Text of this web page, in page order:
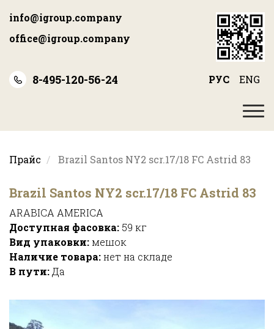
основному
info@igroup.company
office@igroup.company
8-495-120-56-24 РУС ENG
Прайс Brazil Santos NY2 scr.17/18 FC Astrid 83
Brazil Santos NY2 scr.17/18 FC Astrid 83
ARABICA AMERICA
Доступная фасовка: 59 кг
Вид упаковки:мешок
Наличие товара:нет на складе
В пути:Да